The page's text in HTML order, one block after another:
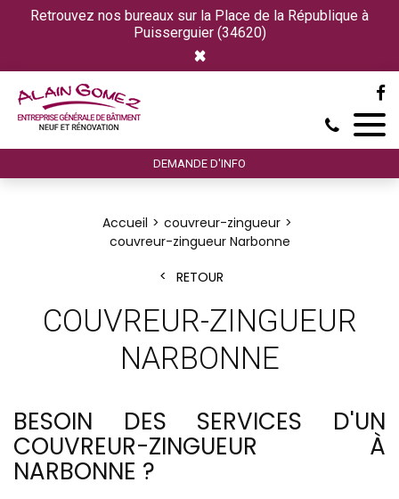
Retrouvez nos bureaux sur la Place de la République à
Puisserguier (34620)
×
DEMANDE D'INFO
Accueil
couvreur-zingueur
couvreur-zingueur Narbonne
RETOUR
COUVREUR-ZINGUEUR
NARBONNE
BESOIN DES SERVICES D'UN
COUVREUR-ZINGUEUR À
NARBONNE ?